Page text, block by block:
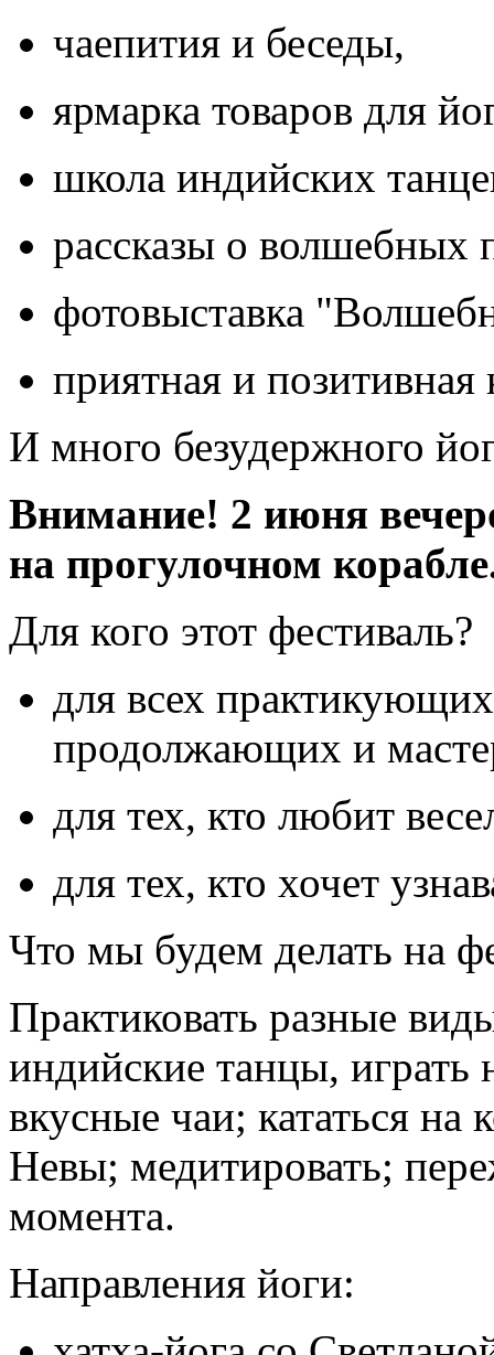
чаепития и беседы,
ярмарка товаров для
школа индийских
рассказы о волшебных
фотовыставка
приятная и позитивная
И много безудержного
Внимание! 2 июня
на прогулочном
Для кого этот фестиваль?
для всех
продолжающих и
для тех, кто любит
для тех, кто хочет
Что мы будем делать на
Практиковать разные
индийские танцы, играть
вкусные чаи; кататься на
Невы; медитировать;
момента.
Направления йоги: